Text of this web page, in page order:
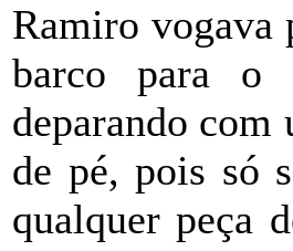
Ramiro vogava
barco para o
deparando com
de pé, pois só
qualquer peça